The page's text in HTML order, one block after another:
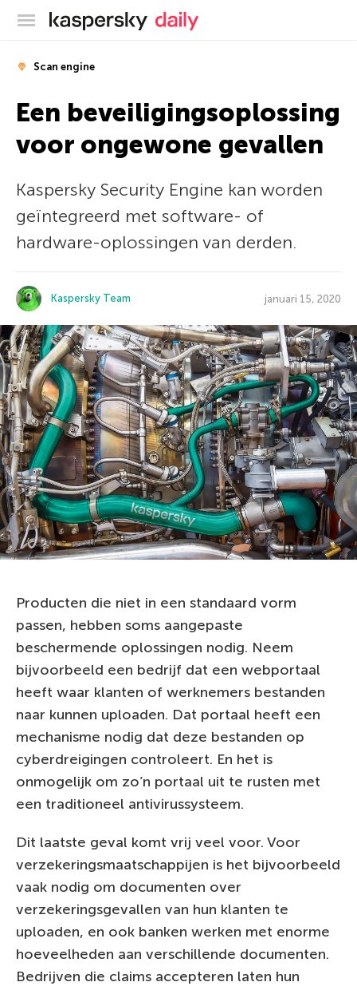
Kaspersky official blog
Scan engine
Een beveiligingsoplossing
voor ongewone gevallen
Kaspersky Security Engine kan worden
geïntegreerd met software- of
hardware-oplossingen van derden.
Kaspersky Team januari 15, 2020
Producten die niet in een standaard vorm
passen, hebben soms aangepaste
beschermende oplossingen nodig. Neem
bijvoorbeeld een bedrijf dat een webportaal
heeft waar klanten of werknemers bestanden
naar kunnen uploaden. Dat portaal heeft een
mechanisme nodig dat deze bestanden op
cyberdreigingen controleert. En het is
onmogelijk om zo’n portaal uit te rusten met
een traditioneel antivirussysteem.
Dit laatste geval komt vrij veel voor. Voor
verzekeringsmaatschappijen is het bijvoorbeeld
vaak nodig om documenten over
verzekeringsgevallen van hun klanten te
uploaden, en ook banken werken met enorme
hoeveelheden aan verschillende documenten.
Bedrijven die claims accepteren laten hun